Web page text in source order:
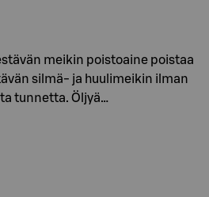
meikin poistoaine poistaa
silmä- ja huulimeikin ilman
tunnetta. Öljyä…